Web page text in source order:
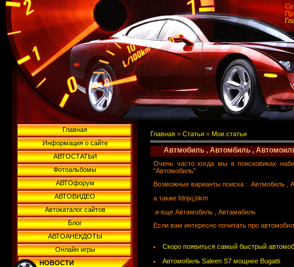
Главная
Информация о сайте
АВТОСТАТЬИ
Фотоальбомы
АВТОфорум
АВТОВИДЕО
Автокаталог сайтов
Блог
АВТОАНЕКДОТЫ
Онлайн игры
НОВОСТИ
Главная » Статьи » Мои статьи
Автмобиль , Автомбиль ,
Очень часто когда мы в поисковиках
"Автомобиль"
Возможные варианты поиска : Автмобиль ,
а также fdnjvj,bkm
и еще Автамобиль , Автамабиль
Если вам интересно почитать про
Скоро появиться самый быстрый
Автомобиль Saleen S7 мощнее Bugatti